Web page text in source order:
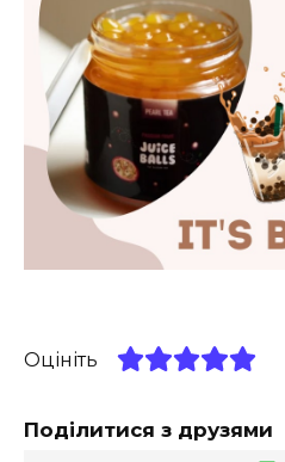
Оцініть
Поділитися з друзями